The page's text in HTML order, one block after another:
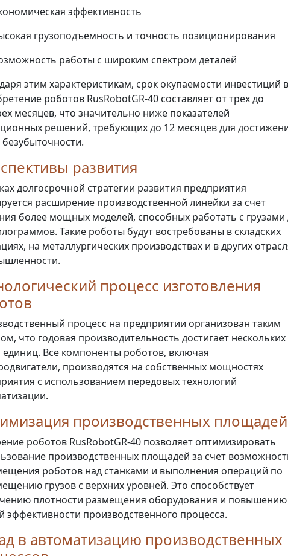
эффективность
грузоподъемность и точность позиционирования
работы с широким спектром деталей
этим характеристикам, срок окупаемости инвестиций в
роботов RusRobotGR-40 составляет от трех до
месяцев, что значительно ниже показателей
решений, требующих до 12 месяцев для
развития
долгосрочной стратегии развития предприятия
расширение производственной линейки за счет
более мощных моделей, способных работать с грузами
Такие роботы будут востребованы в складских
на металлургических производствах и в других
процесс изготовления
процесс на предприятии организован таким
что годовая производительность достигает нескольких
единиц. Все компоненты роботов, включая
производятся на собственных мощностях
с использованием передовых технологий
производственных площадей
роботов RusRobotGR-40 позволяет оптимизировать
производственных площадей за счет
роботов над станками и выполнения операций по
грузов с верхних уровней. Это способствует
плотности размещения оборудования и повышению
эффективности производственного процесса.
в автоматизацию производственных